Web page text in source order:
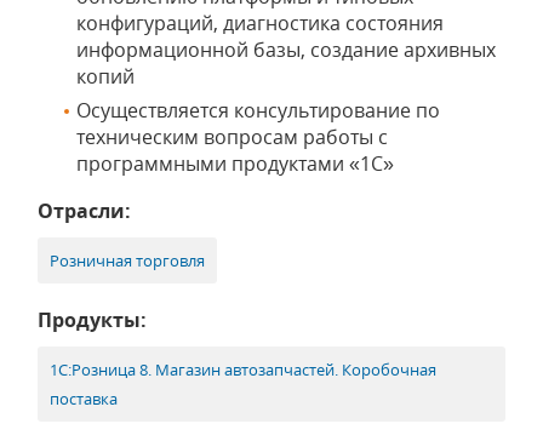
конфигураций, диагностика состояния
информационной базы, создание архивных
копий
Осуществляется консультирование по
техническим вопросам работы с
программными продуктами «1С»
Отрасли:
Розничная торговля
Продукты:
1С:Розница 8. Магазин автозапчастей. Коробочная
поставка